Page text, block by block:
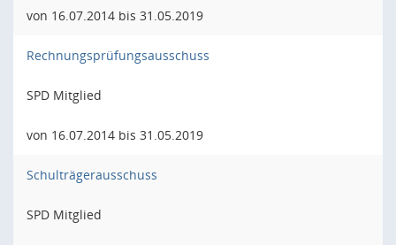
von 16.07.2014 bis 31.05.2019
Rechnungsprüfungsausschuss
SPD Mitglied
von 16.07.2014 bis 31.05.2019
Schulträgerausschuss
SPD Mitglied